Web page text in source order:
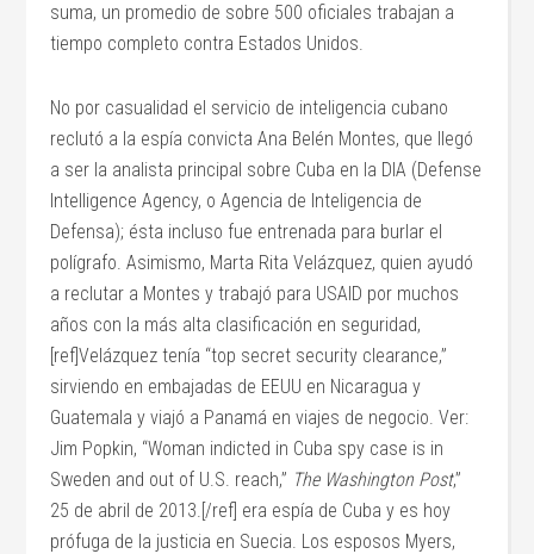
suma, un promedio de sobre 500 oficiales trabajan a
tiempo completo contra Estados Unidos.
No por casualidad el servicio de inteligencia cubano
reclutó a la espía convicta Ana Belén Montes, que llegó
a ser la analista principal sobre Cuba en la DIA (Defense
Intelligence Agency, o Agencia de Inteligencia de
Defensa); ésta incluso fue entrenada para burlar el
polígrafo. Asimismo, Marta Rita Velázquez, quien ayudó
a reclutar a Montes y trabajó para USAID por muchos
años con la más alta clasificación en seguridad,
[ref]Velázquez tenía “top secret security clearance,”
sirviendo en embajadas de EEUU en Nicaragua y
Guatemala y viajó a Panamá en viajes de negocio. Ver:
Jim Popkin, “Woman indicted in Cuba spy case is in
Sweden and out of U.S. reach,” The Washington Post,”
25 de abril de 2013.[/ref] era espía de Cuba y es hoy
prófuga de la justicia en Suecia. Los esposos Myers,